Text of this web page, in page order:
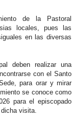
de la Pastoral
locales, pues las
en las diversas
deben realizar una
con el Santo
para orar y mirar
se conoce como
para el episcopado
visita.